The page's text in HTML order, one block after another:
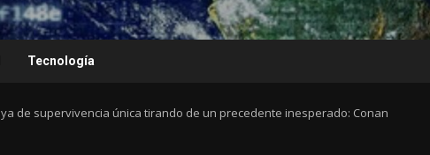
Tecnología
de supervivencia única tirando de un precedente inesperado: Conan